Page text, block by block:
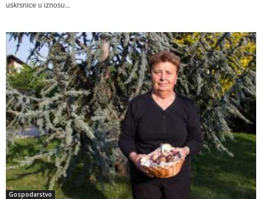
uskrsnice u iznosu...
Gospodarstvo